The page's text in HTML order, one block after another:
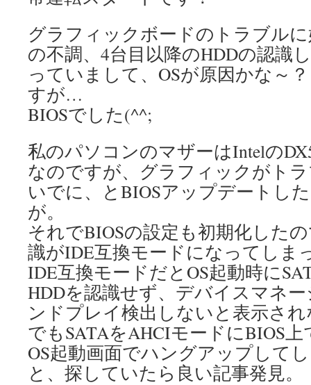
グラフィックボードのトラブル
の不調、4台目以降のHDDの認識
っていまして、OSが原因かな～
すが…
BIOSでした(^^;
私のパソコンのマザーはIntelの
なのですが、グラフィックがト
いでに、とBIOSアップデートし
が。
それでBIOSの設定も初期化した
識がIDE互換モードになってし
IDE互換モードだとOS起動時に
HDDを認識せず、デバイスマネ
ンドプレイ検出しないと表示さ
でもSATAをAHCIモードにBIOS
OS起動画面でハングアップして
と、探していたら良い記事発見。